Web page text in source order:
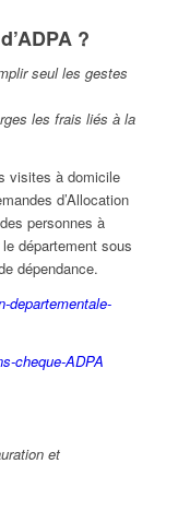
?
seul les gestes
les frais liés à la
visites à domicile
d’Allocation
personnes à
département sous
dépendance.
departementale-
cheque-ADPA
et